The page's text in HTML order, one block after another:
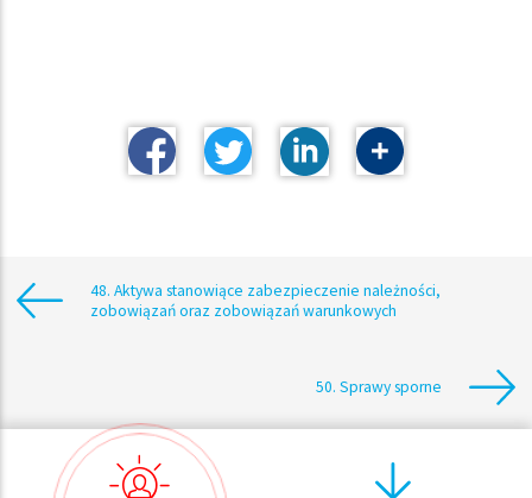
48. Aktywa stanowiące zabezpieczenie należności,
zobowiązań oraz zobowiązań warunkowych
50. Sprawy sporne